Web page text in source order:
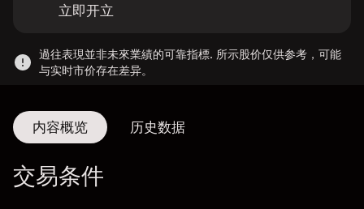
立即开立
過往表現並非未來業績的可靠指標. 所示股价仅供参考，可能
与实时市价存在差异。
内容概览 历史数据
交易条件